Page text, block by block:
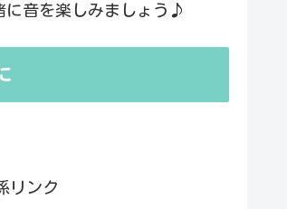
に音を楽しみましょう♪
リンク